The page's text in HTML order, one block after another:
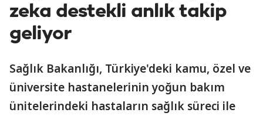
zeka destekli anlık takip
geliyor
Sağlık Bakanlığı, Türkiye'deki kamu, özel ve
üniversite hastanelerinin yoğun bakım
ünitelerindeki hastaların sağlık süreci ile